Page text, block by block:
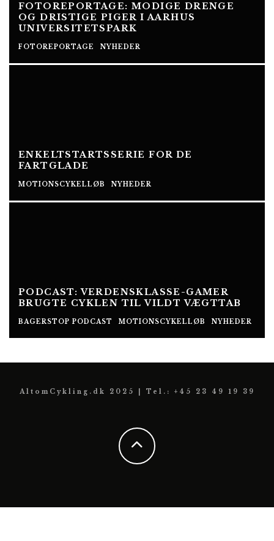
FOTOREPORTAGE: MODIGE DRENGE
OG DRISTIGE PIGER I AARHUS
UNIVERSITETSPARK
FOTOREPORTAGE NYHEDER
ENKELTSTARTSSERIE FOR DE
FARTGLADE
MOTIONSCYKELLØB NYHEDER
PODCAST: VERDENSKLASSE-GAMER
BRUGTE CYKLEN TIL VILDT VÆGTTAB
BAGERSTOP PODCAST MOTIONSCYKELLØB NYHEDER
AltomCykling.dk 2025 | Tel.: +45 23 49 19 39